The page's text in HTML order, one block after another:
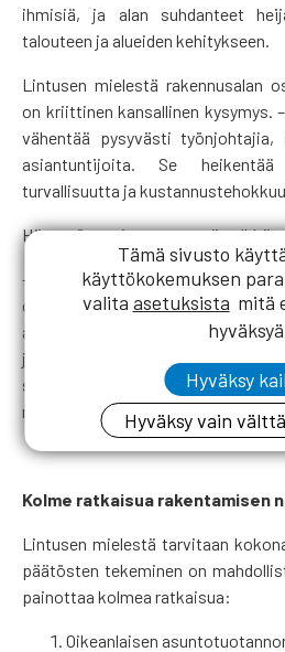
ihmisiä, ja alan suhdanteet
talouteen ja alueiden kehitykseen.
Lintusen mielestä rakennusalan
on kriittinen kansallinen kysymys.
vähentää pysyvästi
asiantuntijoita. Se heikentää
turvallisuutta ja
Hän myös muistuttaa, että pelkkä
– Ratkaisevaa on,
oikeille alueille.
asuntojen saatavuudessa on
ja poliittiset päätökset
sekä runko- ja
merkittävästi markkinaan.
Kolme ratkaisua rakentamisen
Lintusen mielestä tarvitaan
päätösten tekeminen on
painottaa kolmea ratkaisua:
Oikeanlaisen
Tämä sivusto
käyttökokemuksen
valita asetuksista mitä
Hyväksy
Hyväksy vain